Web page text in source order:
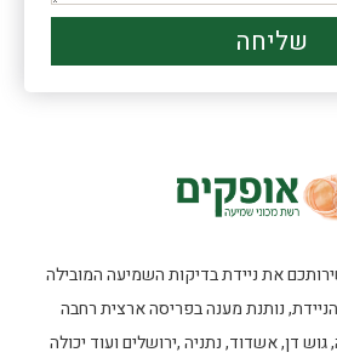
שליחה
את ניידת בדיקות השמיעה המובילה
נותנת מענה בפריסה ארצית רחבה
דן, אשדוד, נתניה ,ירושלים ועוד יכולה